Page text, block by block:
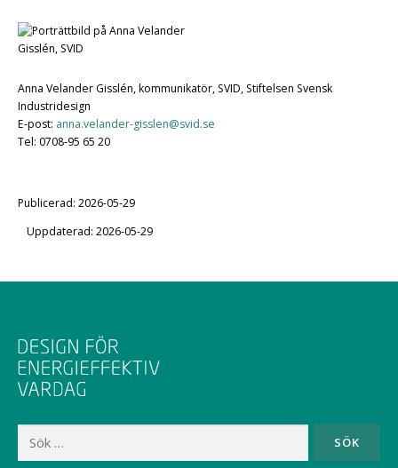
Anna Velander Gisslén, kommunikatör, SVID, Stiftelsen Svensk
Industridesign
E-post: anna.velander-gisslen@svid.se
Tel: 0708-95 65 20
Publicerad: 2026-05-29
Uppdaterad: 2026-05-29